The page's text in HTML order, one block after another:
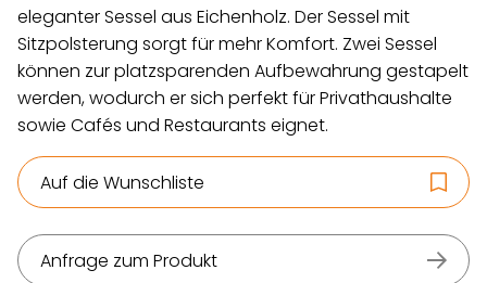
eleganter Sessel aus Eichenholz. Der Sessel mit
Sitzpolsterung sorgt für mehr Komfort. Zwei Sessel
können zur platzsparenden Aufbewahrung gestapelt
werden, wodurch er sich perfekt für Privathaushalte
sowie Cafés und Restaurants eignet.
Auf die Wunschliste
Anfrage zum Produkt